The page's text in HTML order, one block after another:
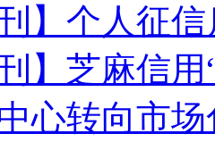
】个人征
】芝麻信
心转向市场